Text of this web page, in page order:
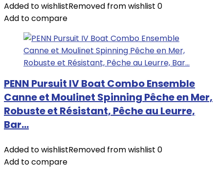
Added to wishlistRemoved from wishlist 0
Add to compare
PENN Pursuit IV Boat Combo Ensemble
Canne et Moulinet Spinning Pêche en Mer,
Robuste et Résistant, Pêche au Leurre,
Bar…
Added to wishlistRemoved from wishlist 0
Add to compare